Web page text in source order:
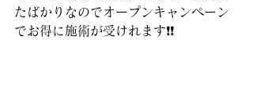
たばかりなのでオープンキャンペーン
でお得に施術が受けれます❗️❗️